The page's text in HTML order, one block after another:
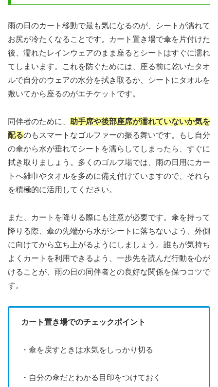
雨の日のカート移動で最も気になるのが、シートが濡れて
お尻が冷たくなることです。カート置き場で傘を片付けた
後、濡れたレインウェアのまま座るとシートはすぐに濡れ
てしまいます。これを防ぐためには、座る前に乾いたタオ
ルで自分のウェアの水分を拭き取るか、シートにタオルを
敷いてから座るのがエチケットです。
同伴者のために、 助手席や後部座席が濡れていないか気を
配るのもスマートなゴルファーの振る舞いです。もし自分
の傘から水が垂れてシートを濡らしてしまったら、すぐに
拭き取りましょう。多くのゴルフ場では、雨の日用にカー
トへ雑巾やタオルを多めに備え付けていますので、それら
を積極的に活用してください。
また、カートを降りる際にも注意が必要です。傘を持って
降りる際、傘の先端から水がシートに落ちないよう、外側
に向けてから立ち上がるようにしましょう。誰もが気持ち
よくカートを利用できるよう、一歩先を読んだ行動を心が
けることが、雨の日の同伴者との良好な関係を保つコツで
す。
カート置き場でのチェックポイント
・傘を戻すときは水気をしっかり切る
・自分の傘だとわかる目印をつけておく